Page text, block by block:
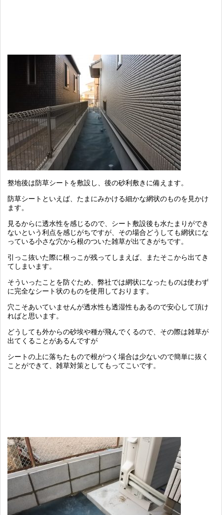
整地後は防草シートを敷設し、後の砂利敷きに備えます。
防草シートといえば、たまにみかける細かな網状のものを見かけ
ます。
見るからに透水性を感じるので、シート敷設後も水たまりができ
ないという利点を感じがちですが、その場合どうしても網状にな
っている小さな穴から根のついた雑草が出てきがちです。
引っこ抜いた際に根っこが残ってしまえば、またそこから出てき
てしまいます。
そういったことを防ぐため、弊社では網状になったものは使わず
に完全なシート状のものを使用しております。
穴こそあいていませんが透水性も透湿性もあるので安心して頂け
ればと思います。
どうしても外からの砂埃や種が飛んでくるので、その際は雑草が
出てくることがあるんですが
シートの上に落ちたもので根がつく場合は少ないので簡単に抜く
ことができて、雑草対策としてもってこいです。